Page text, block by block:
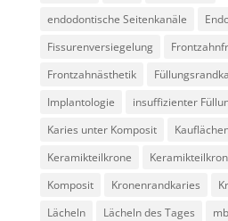
endodontische Seitenkanäle
Fissurenversiegelung
Frontzahnästhetik
Implantologie
insuffizienter
Karies unter Komposit
Keramikteilkrone
Komposit
Kronenrandkaries
Lächeln
Lächeln des Tages